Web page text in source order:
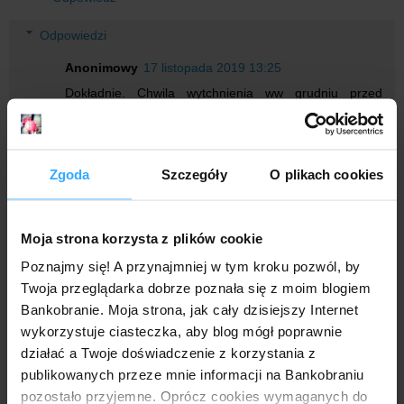
Zgoda Szczegóły O plikach cookies
Moja strona korzysta z plików cookie
Poznajmy się! A przynajmniej w tym kroku pozwól, by
Twoja przeglądarka dobrze poznała się z moim blogiem
Bankobranie. Moja strona, jak cały dzisiejszy Internet
wykorzystuje ciasteczka, aby blog mógł poprawnie
działać a Twoje doświadczenie z korzystania z
publikowanych przeze mnie informacji na Bankobraniu
pozostało przyjemne. Oprócz cookies wymaganych do
Odpowiedzi
Anonimowy 17 listopada 2019 13:25
Dokładnie. Chwila wytchnienia ww grudniu przed
świętami. Bo co miesiąc wypłacać to już było trochę
Odpowiedz
Anonimowy
17 listopada 2019 12:31
salda?
Odpowiedz
Odpowiedzi
Ba S 17 listopada 2019 18:33
Tak powinno być.